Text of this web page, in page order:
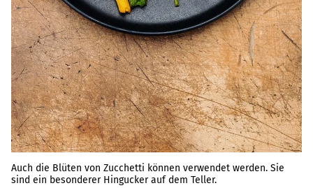
Auch die Blüten von Zucchetti können verwendet werden. Sie
sind ein besonderer Hingucker auf dem Teller.